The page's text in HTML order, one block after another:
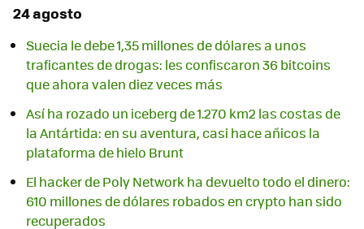
24 agosto
Suecia le debe 1,35 millones de dólares a unos
traficantes de drogas: les confiscaron 36 bitcoins
que ahora valen diez veces más
Así ha rozado un iceberg de 1.270 km2 las costas de
la Antártida: en su aventura, casi hace añicos la
plataforma de hielo Brunt
El hacker de Poly Network ha devuelto todo el dinero:
610 millones de dólares robados en crypto han sido
recuperados